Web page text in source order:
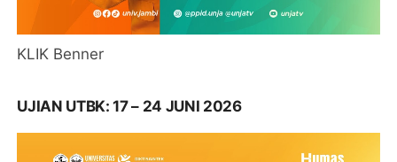
KLIK Benner
UJIAN UTBK: 17 – 24 JUNI 2026